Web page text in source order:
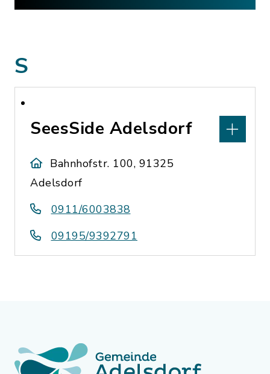
S
SeesSide Adelsdorf
Bahnhofstr. 100, 91325
Adelsdorf
0911/6003838
09195/9392791